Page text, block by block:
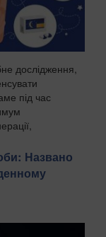
дослідження,
під час
Названо